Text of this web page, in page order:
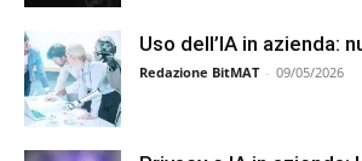
Uso dell’IA in azienda:
Redazione BitMAT - 09/05/2026